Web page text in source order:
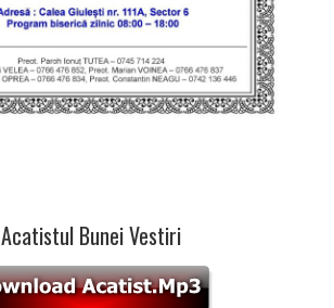
Acatistul Bunei Vestiri